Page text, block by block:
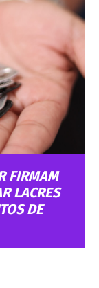
FIRMAM
LACRES
DE